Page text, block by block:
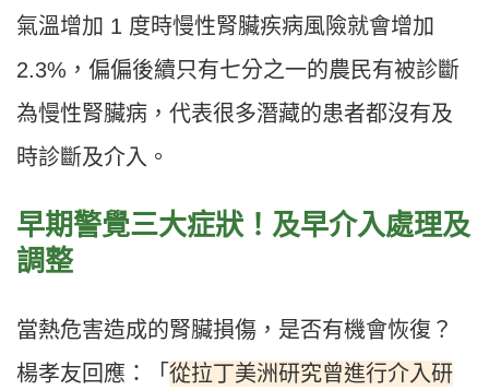
氣溫增加 1 度時慢性腎臟疾病風險就會增加
2.3%，偏偏後續只有七分之一的農民有被診斷
為慢性腎臟病，代表很多潛藏的患者都沒有及
時診斷及介入。
早期警覺三大症狀！及早介入處理及
調整
當熱危害造成的腎臟損傷，是否有機會恢復？
楊孝友回應：「 從拉丁美洲研究曾進行介入研